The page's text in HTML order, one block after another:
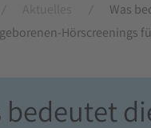
Was
Hörscreenings
bedeutet